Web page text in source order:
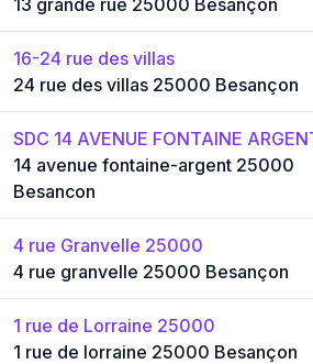
16-24 rue des villas
24 rue des villas 25000 Besançon
SDC 14 AVENUE FONTAINE
14 avenue fontaine-argent 25000
Besancon
4 rue Granvelle 25000
4 rue granvelle 25000 Besançon
1 rue de Lorraine 25000
1 rue de lorraine 25000 Besançon